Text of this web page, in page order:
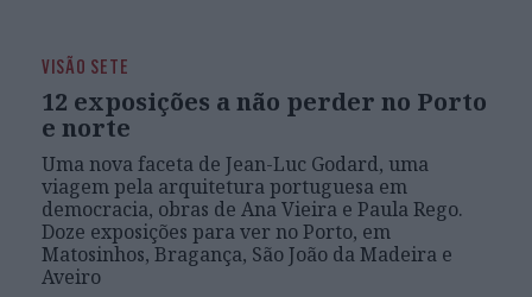
VISÃO SETE
12 exposições a não perder no Porto
e norte
Uma nova faceta de Jean-Luc Godard, uma
viagem pela arquitetura portuguesa em
democracia, obras de Ana Vieira e Paula Rego.
Doze exposições para ver no Porto, em
Matosinhos, Bragança, São João da Madeira e
Aveiro